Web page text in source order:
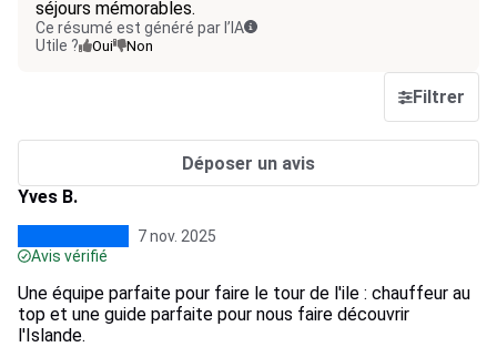
séjours mémorables.
Ce résumé est généré par l’IA
Utile ?
Oui Non
Filtrer
Déposer un avis
Yves B.
7 nov. 2025
Avis vérifié
Une équipe parfaite pour faire le tour de l'ile : chauffeur au
top et une guide parfaite pour nous faire découvrir
l'Islande.